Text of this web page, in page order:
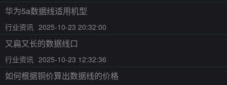
华为5a数据线适用机型
行业资讯 2025-10-23 20:32:00
又扁又长的数据线口
行业资讯 2025-10-23 12:32:36
如何根据铜价算出数据线的价格